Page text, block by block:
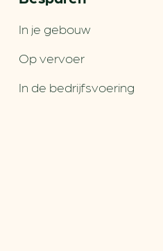
In je gebouw
Op vervoer
In de bedrijfsvoering